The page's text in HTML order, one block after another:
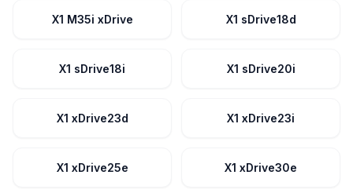
X1 M35i xDrive X1 sDrive18d
X1 sDrive18i X1 sDrive20i
X1 xDrive23d X1 xDrive23i
X1 xDrive25e X1 xDrive30e